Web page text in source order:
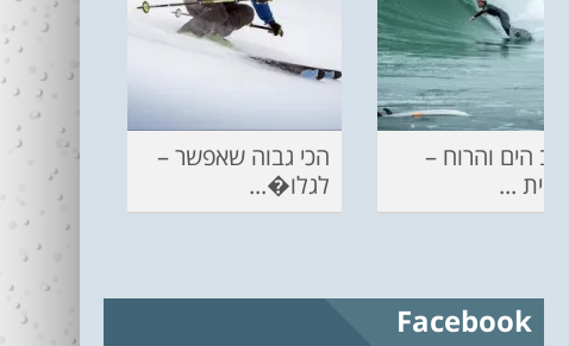
מצב הים והרוח –
תחזית ...
הכי גבוה שאפשר –
לגלו�...
Facebook